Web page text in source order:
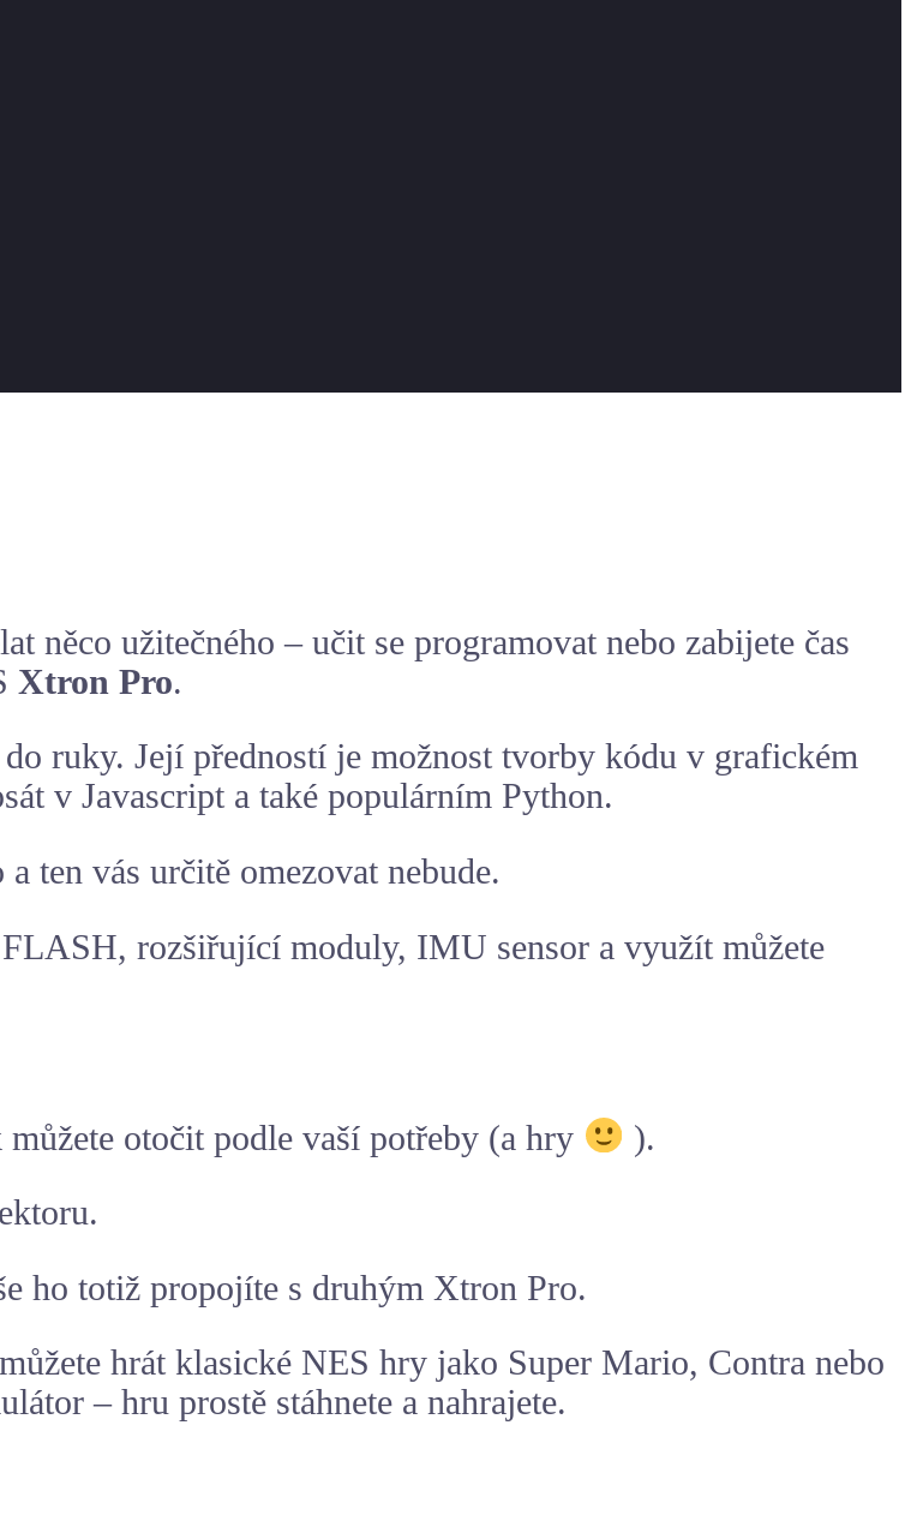
něco užitečného – učit se programovat nebo zabijete čas
Xtron Pro.
ruky. Její předností je možnost tvorby kódu v grafickém
v Javascript a také populárním Python.
ten vás určitě omezovat nebude.
rozšiřující moduly, IMU sensor a využít můžete
otočit podle vaší potřeby (a hry
).
ho totiž propojíte s druhým Xtron Pro.
hrát klasické NES hry jako Super Mario, Contra nebo
– hru prostě stáhnete a nahrajete.